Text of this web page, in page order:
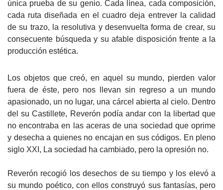
única prueba de su genio. Cada línea, cada composición,
cada ruta diseñada en el cuadro deja entrever la calidad
de su trazo, la resolutiva y desenvuelta forma de crear, su
consecuente búsqueda y su afable disposición frente a la
producción estética.
Los objetos que creó, en aquel su mundo, pierden valor
fuera de éste, pero nos llevan sin regreso a un mundo
apasionado, un no lugar, una cárcel abierta al cielo. Dentro
del su Castillete, Reverón podía andar con la libertad que
no encontraba en las aceras de una sociedad que oprime
y desecha a quienes no encajan en sus códigos. En pleno
siglo XXI, La sociedad ha cambiado, pero la opresión no.
Reverón recogió los desechos de su tiempo y los elevó a
su mundo poético, con ellos construyó sus fantasías, pero